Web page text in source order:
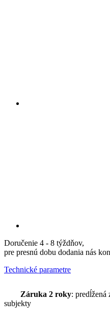
Doručenie 4 - 8 týždňov,
pre presnú dobu dodania nás
Technické parametre
Záruka 2 roky: predĺžená
subjekty